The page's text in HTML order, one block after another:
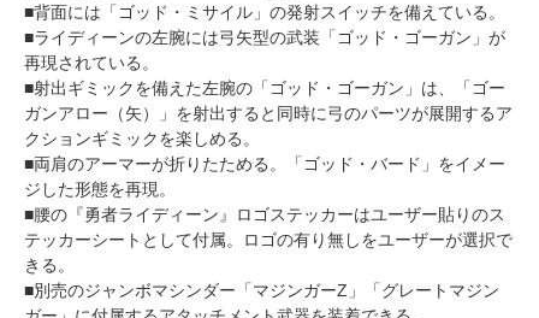
■背面には「ゴッド・ミサイル」の発射スイッチを備えている。
■ライディーンの左腕には弓矢型の武装「ゴッド・ゴーガン」が
再現されている。
■射出ギミックを備えた左腕の「ゴッド・ゴーガン」は、「ゴー
ガンアロー（矢）」を射出すると同時に弓のパーツが展開するア
クションギミックを楽しめる。
■両肩のアーマーが折りたためる。「ゴッド・バード」をイメー
ジした形態を再現。
■腰の『勇者ライディーン』ロゴステッカーはユーザー貼りのス
テッカーシートとして付属。ロゴの有り無しをユーザーが選択で
きる。
■別売のジャンボマシンダー「マジンガーZ」「グレートマジン